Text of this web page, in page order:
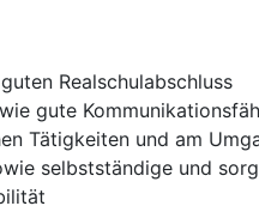
Realschulabschluss
gute
Tätigkeiten und am
selbstständige und